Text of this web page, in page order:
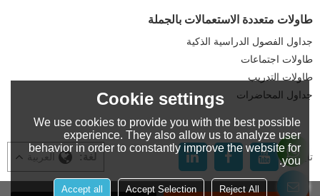
طاولات متعددة الاستعمالات بالجملة
جداول الفصول الدراسية الذكية
طاولات اجتماعات
طاولات التدريب
جداول المحاضرات
تابعنا: لغة: العربية
Cookie settings
We use cookies to provide you with the best possible
experience. They also allow us to analyze user
behavior in order to constantly improve the website for
you.
Reject All
Accept Selection
Accept all